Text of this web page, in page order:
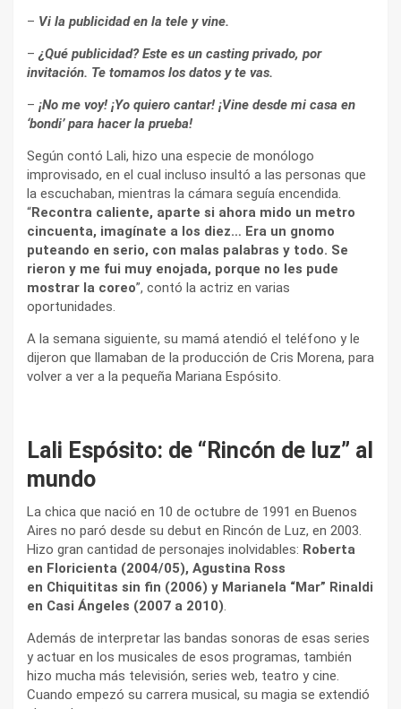
– Vi la publicidad en la tele y vine.
– ¿Qué publicidad? Este es un casting privado, por
invitación. Te tomamos los datos y te vas.
– ¡No me voy! ¡Yo quiero cantar! ¡Vine desde mi casa en
‘bondi’ para hacer la prueba!
Según contó Lali, hizo una especie de monólogo
improvisado, en el cual incluso insultó a las personas que
la escuchaban, mientras la cámara seguía encendida.
“Recontra caliente, aparte si ahora mido un metro
cincuenta, imagínate a los diez… Era un gnomo
puteando en serio, con malas palabras y todo. Se
rieron y me fui muy enojada, porque no les pude
mostrar la coreo”, contó la actriz en varias
oportunidades.
A la semana siguiente, su mamá atendió el teléfono y le
dijeron que llamaban de la producción de Cris Morena, para
volver a ver a la pequeña Mariana Espósito.
Lali Espósito: de “Rincón de luz” al
mundo
La chica que nació en 10 de octubre de 1991 en Buenos
Aires no paró desde su debut en Rincón de Luz, en 2003.
Hizo gran cantidad de personajes inolvidables: Roberta
en Floricienta (2004/05), Agustina Ross
en Chiquititas sin fin (2006) y Marianela “Mar” Rinaldi
en Casi Ángeles (2007 a 2010).
Además de interpretar las bandas sonoras de esas series
y actuar en los musicales de esos programas, también
hizo mucha más televisión, series web, teatro y cine.
Cuando empezó su carrera musical, su magia se extendió